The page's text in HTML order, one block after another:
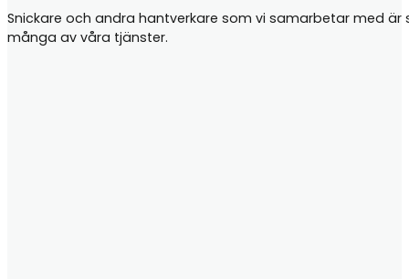
Snickare och andra hantverkare som vi samarbetar med
många av våra tjänster.